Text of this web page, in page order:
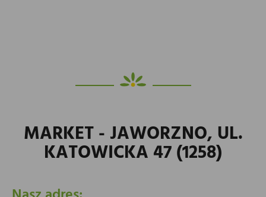
MARKET - JAWORZNO, UL.
KATOWICKA 47 (1258)